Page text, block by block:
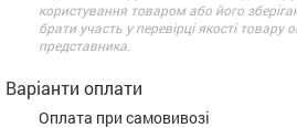
користування товаром або його
брати участь у перевірці якості товару
представника.
Варіанти оплати
Оплата при самовивозі